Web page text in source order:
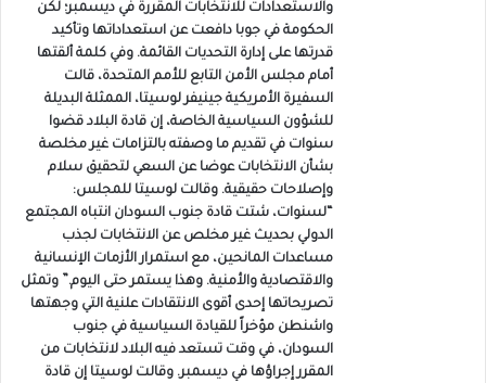
والاستعدادات للانتخابات المقررة في ديسمبر؛ لكن
الحكومة في جوبا دافعت عن استعداداتها وتأكيد
قدرتها على إدارة التحديات القائمة. وفي كلمة ألقتها
أمام مجلس الأمن التابع للأمم المتحدة، قالت
السفيرة الأمريكية جينيفر لوسيتا، الممثلة البديلة
للشؤون السياسية الخاصة، إن قادة البلاد قضوا
سنوات في تقديم ما وصفته بالتزامات غير مخلصة
بشأن الانتخابات عوضا عن السعي لتحقيق سلام
وإصلاحات حقيقية. وقالت لوسيتا للمجلس:
“لسنوات، شتت قادة جنوب السودان انتباه المجتمع
الدولي بحديث غير مخلص عن الانتخابات لجذب
مساعدات المانحين، مع استمرار الأزمات الإنسانية
والاقتصادية والأمنية. وهذا يستمر حتى اليوم.” وتمثل
تصريحاتها إحدى أقوى الانتقادات علنية التي وجهتها
واشنطن مؤخراً للقيادة السياسية في جنوب
السودان، في وقت تستعد فيه البلاد لانتخابات من
المقرر إجراؤها في ديسمبر. وقالت لوسيتا إن قادة